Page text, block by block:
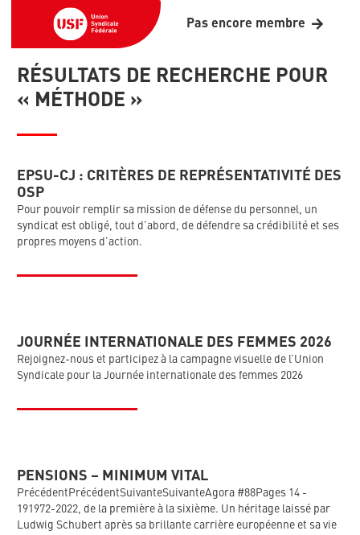
Pas encore membre
RÉSULTATS DE RECHERCHE POUR
« MÉTHODE »
EPSU-CJ : CRITÈRES DE REPRÉSENTATIVITÉ DES
OSP
Pour pouvoir remplir sa mission de défense du personnel, un
syndicat est obligé, tout d’abord, de défendre sa crédibilité et ses
propres moyens d’action.
JOURNÉE INTERNATIONALE DES FEMMES 2026
Rejoignez-nous et participez à la campagne visuelle de l’Union
Syndicale pour la Journée internationale des femmes 2026
PENSIONS – MINIMUM VITAL
PrécédentPrécédentSuivanteSuivanteAgora #88Pages 14 -
191972-2022, de la première à la sixième. Un héritage laissé par
Ludwig Schubert après sa brillante carrière européenne et sa vie